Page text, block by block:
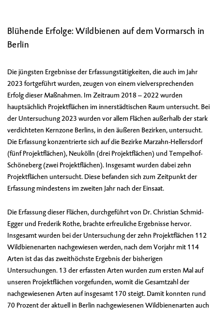
Blühende Erfolge: Wildbienen auf dem Vormarsch in
Berlin
Die jüngsten Ergebnisse der Erfassungstätigkeiten, die auch im Jahr
2023 fortgeführt wurden, zeugen von einem vielversprechenden
Erfolg dieser Maßnahmen. Im Zeitraum 2018 – 2022 wurden
hauptsächlich Projektflächen im innerstädtischen Raum untersucht. Bei
der Untersuchung 2023 wurden vor allem Flächen außerhalb der stark
verdichteten Kernzone Berlins, in den äußeren Bezirken, untersucht.
Die Erfassung konzentrierte sich auf die Bezirke Marzahn-Hellersdorf
(fünf Projektflächen), Neukölln (drei Projektflächen) und Tempelhof-
Schöneberg (zwei Projektflächen). Insgesamt wurden dabei zehn
Projektflächen untersucht. Diese befanden sich zum Zeitpunkt der
Erfassung mindestens im zweiten Jahr nach der Einsaat.
Die Erfassung dieser Flächen, durchgeführt von Dr. Christian Schmid-
Egger und Frederik Rothe, brachte erfreuliche Ergebnisse hervor.
Insgesamt wurden bei der Untersuchung der zehn Projektflächen 112
Wildbienenarten nachgewiesen werden, nach dem Vorjahr mit 114
Arten ist das das zweithöchste Ergebnis der bisherigen
Untersuchungen. 13 der erfassten Arten wurden zum ersten Mal auf
unseren Projektflächen vorgefunden, womit die Gesamtzahl der
nachgewiesenen Arten auf insgesamt 170 steigt. Damit konnten rund
70 Prozent der aktuell in Berlin nachgewiesenen Wildbienenarten auch